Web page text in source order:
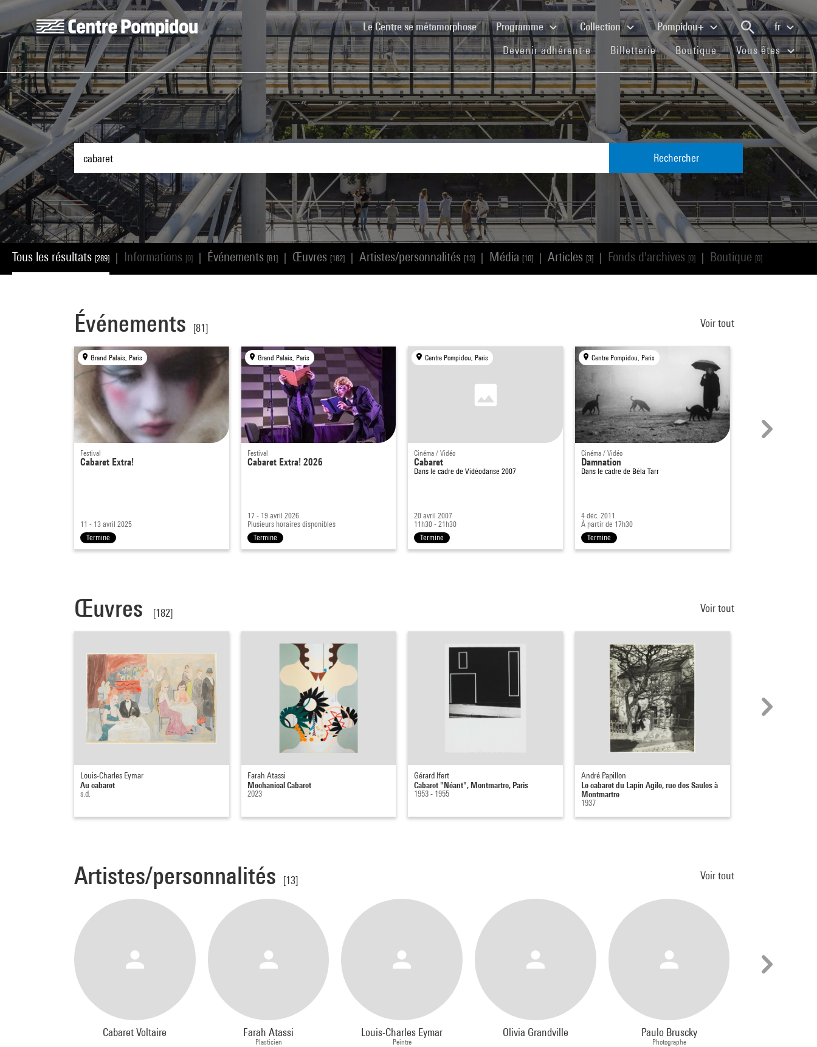
Aller au contenu principal
Centre Pompidou
Le Centre se métamorphose(current)Programme Collection Pompidou+
fr
Devenir adhérent·e(current)Billetterie(current)Boutique(current)Vous êtes
Rechercher
Tous les résultats [289] Informations [0] Événements [81] Œuvres [182] Artistes/personnalités [13] Média [10] Articles [3] Fonds d'archives [0] Boutique [0]
Événements [81] Voir tout
Grand Palais, Paris
Festival
Cabaret Extra!
11 - 13 avril 2025
Terminé
Grand Palais, Paris
Festival
Cabaret Extra! 2026
17 - 19 avril 2026
Plusieurs horaires disponibles
Terminé
Centre Pompidou, Paris
Cinéma / Vidéo
Cabaret
Dans le cadre deVidéodanse 2007
20 avril 2007
11h30 - 21h30
Terminé
Centre Pompidou, Paris
Cinéma / Vidéo
Damnation
Dans le cadre de Béla Tarr
4 déc. 2011
À partir de 17h30
Terminé
Œuvres [182] Voir tout
Louis-Charles Eymar
Au cabaret
s.d.
Farah Atassi
Mechanical Cabaret
2023
Gérard Ifert
Cabaret "Néant", Montmartre, Paris
1953 - 1955
André Papillon
Le cabaret du Lapin Agile, rue des Saules à
Montmartre
1937
Artistes/personnalités [13] Voir tout
Cabaret Voltaire Farah Atassi
Plasticien
Louis-Charles Eymar
Peintre
Olivia Grandville Paulo Bruscky
Photographe